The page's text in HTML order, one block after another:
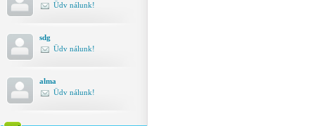
Üdv nálunk!
sdg
Üdv nálunk!
alma
Üdv nálunk!